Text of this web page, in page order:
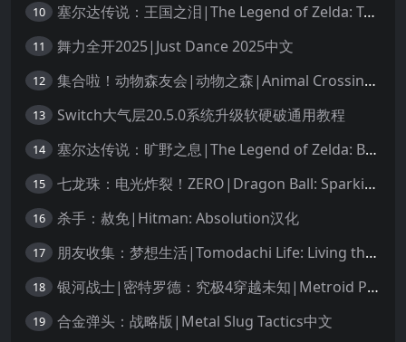
10 塞尔达传说：王国之泪|The Legend of Zelda: Tears of the Kingdom中文
11 舞力全开2025|Just Dance 2025中文
12 集合啦！动物森友会|动物之森|Animal Crossing: New Horizons中文
13 Switch大气层20.5.0系统升级软硬破通用教程
14 塞尔达传说：旷野之息|The Legend of Zelda: Breath of the Wild中文
15 七龙珠：电光炸裂！ZERO|Dragon Ball: Sparking! Zero中文
16 杀手：赦免|Hitman: Absolution汉化
17 朋友收集：梦想生活|Tomodachi Life: Living the Dream中文
18 银河战士|密特罗德：究极4穿越未知|Metroid Prime 4: Beyond中文
19 合金弹头：战略版|Metal Slug Tactics中文